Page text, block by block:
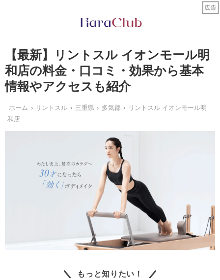
【最新】リントスル イオンモール明
和店の料金・口コミ・効果から基本
情報やアクセスも紹介
ホーム リントスル 三重県 多気郡
リントスル イオンモール明
和店
もっと知りたい！